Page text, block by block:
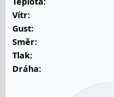
Vítr:
Gust:
Směr:
Tlak:
Dráha: